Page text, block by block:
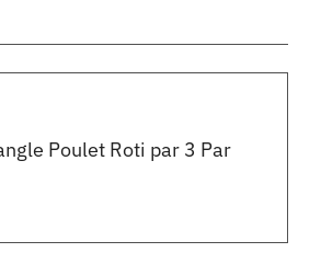
Poulet Roti par 3 Par